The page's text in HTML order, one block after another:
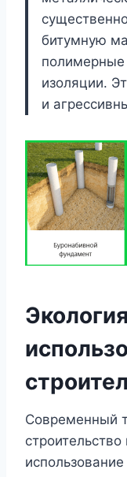
битумную
изоляции.
и
Современный